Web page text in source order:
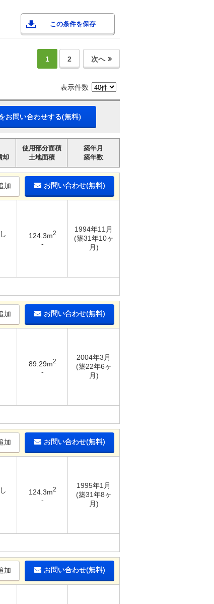
この条件を保存
1 2 次へ
表示件数
お問い合わせする(無料)
却
使用部分面積
土地面積
築年月
築年数
加 お問い合わせ(無料)
124.3m2
-
1994年11月
(築31年10ヶ
月)
加 お問い合わせ(無料)
89.29m2
-
2004年3月
(築22年6ヶ
月)
加 お問い合わせ(無料)
124.3m2
-
1995年1月
(築31年8ヶ
月)
加 お問い合わせ(無料)